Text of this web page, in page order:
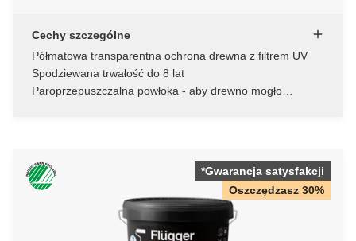
Cechy szczególne
Półmatowa transparentna ochrona drewna z filtrem UV
Spodziewana trwałość do 8 lat
Paroprzepuszczalna powłoka - aby drewno mogło
*Gwarancja satysfakcji
Oszczędzasz 30%